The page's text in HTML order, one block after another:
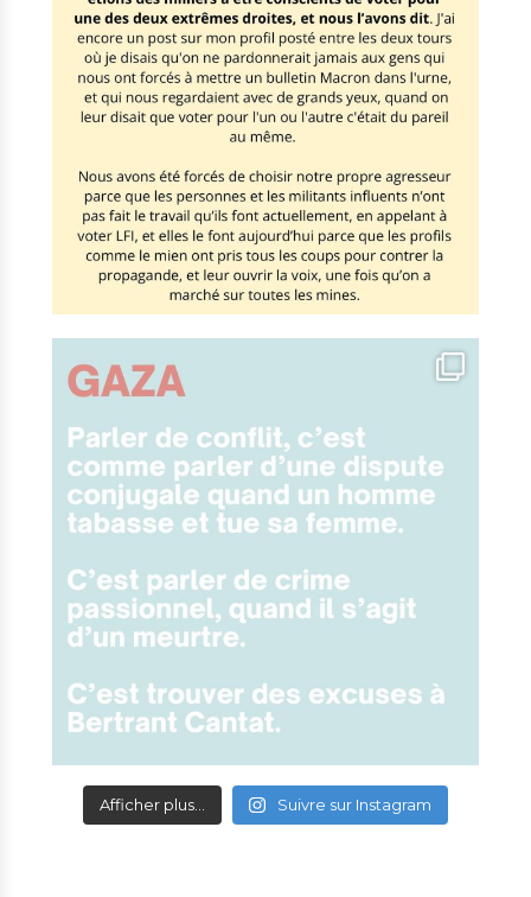
Afficher plus... Suivre sur Instagram